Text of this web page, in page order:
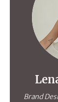
Brand